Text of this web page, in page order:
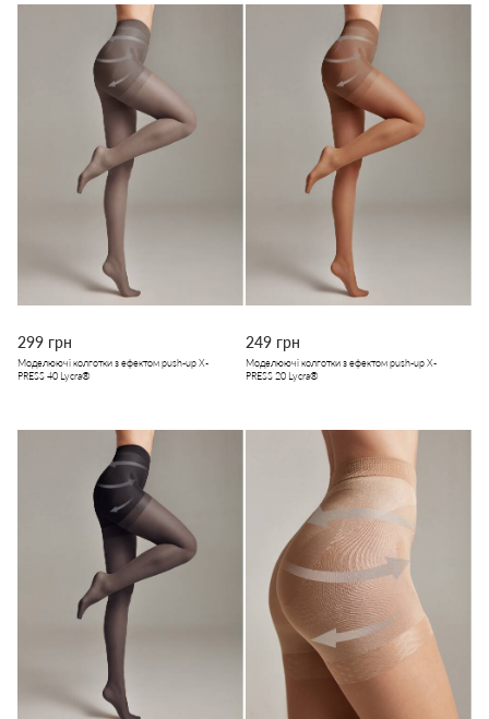
299 грн
Моделюючі колготки з ефектом push-up X-
PRESS 40 Lycra®
249 грн
Моделюючі колготки з ефектом push-up X-
PRESS 20 Lycra®